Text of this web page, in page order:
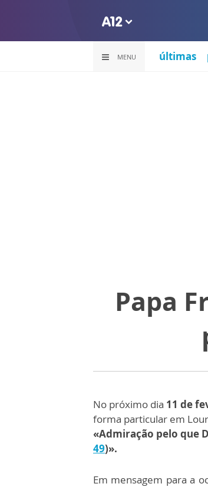
MENU últimas
Papa
No próximo dia 11 de
forma particular em
«Admiração pelo que
49)».
Em mensagem para a